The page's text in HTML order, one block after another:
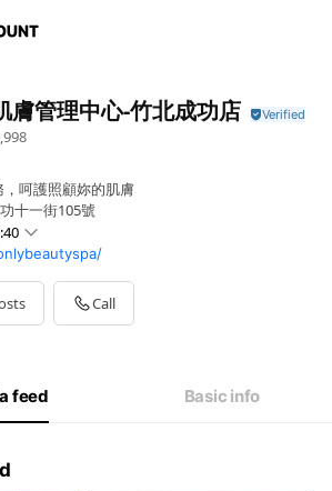
膚管理中心-竹北成功店
呵護照顧妳的肌膚
十一街105號
Call
feed Basic info